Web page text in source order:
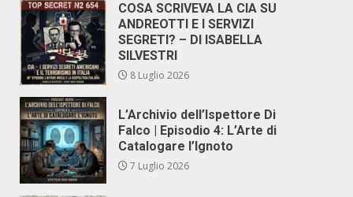
COSA SCRIVEVA LA CIA SU
ANDREOTTI E I SERVIZI
SEGRETI? – DI ISABELLA
SILVESTRI
8 Luglio 2026
L’Archivio dell’Ispettore Di
Falco | Episodio 4: L’Arte di
Catalogare l’Ignoto
7 Luglio 2026